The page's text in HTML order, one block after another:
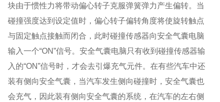
块由于惯性力将带动偏心转子克服弹簧弹力产生偏转。当
碰撞强度达到设定值时，偏心转子偏转角度将使旋转触点
与固定触点接触而闭合，此时碰撞传感器向安全气囊电脑
输入一个“ON”信号。安全气囊电脑只有收到碰撞传感器输
入的“ON”信号时，才会去引爆充气元件。在有些汽车中还
装有侧向安全气囊，当汽车发生侧向碰撞时，安全气囊也
会充气，因此装有侧向安全气囊的系统，在汽车的左右侧